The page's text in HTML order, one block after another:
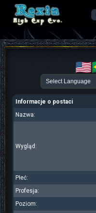
Informacje o postaci
Nazwa:
Wygląd:
Płeć:
Profesja:
Poziom: